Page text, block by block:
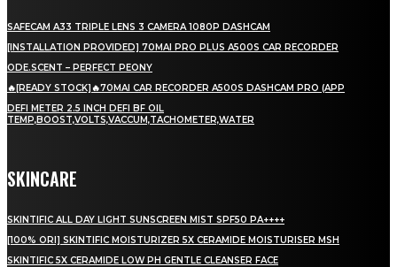
SAFECAM A33 TRIPLE LENS 3 CAMERA 1080P DASHCAM
[INSTALLATION PROVIDED] 70MAI PRO PLUS A500S CAR RECORDER
ODE.SCENT – PERFECT PEONY
🔥[READY STOCK]🔥70MAI CAR RECORDER A500S DASHCAM PRO (APP
DEFI METER 2.5 INCH DEFI BF OIL
TEMP,BOOST,VOLTS,VACCUM,TACHOMETER,WATER
SKINCARE
SKINTIFIC ALL DAY LIGHT SUNSCREEN MIST SPF50 PA++++
[100% ORI] SKINTIFIC MOISTURIZER 5X CERAMIDE MOISTURISER MSH
SKINTIFIC 5X CERAMIDE LOW PH GENTLE CLEANSER FACE